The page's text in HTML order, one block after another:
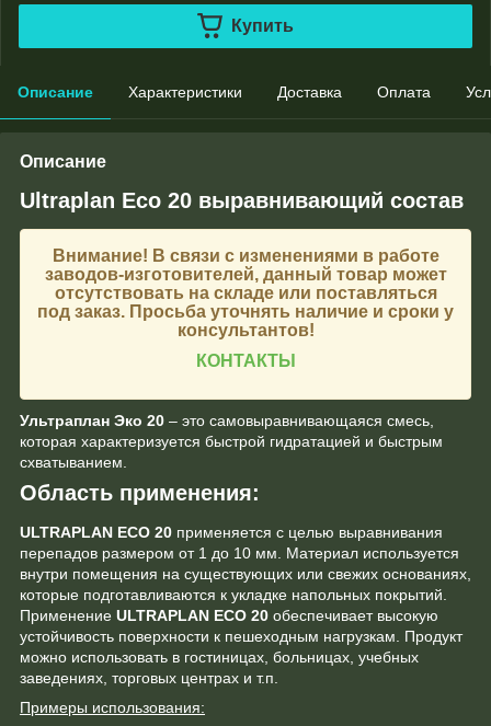
Купить
Описание Характеристики Доставка Оплата
Описание
Ultraplan Eco 20 выравнивающий состав
Внимание! В связи с изменениями в работе
заводов-изготовителей, данный товар может
отсутствовать на складе или поставляться
под заказ. Просьба уточнять наличие и сроки у
консультантов!
КОНТАКТЫ
Ультраплан Эко 20 – это самовыравнивающаяся смесь,
которая характеризуется быстрой гидратацией и быстрым
схватыванием.
Область применения:
ULTRAPLAN ECO 20 применяется с целью выравнивания
перепадов размером от 1 до 10 мм. Материал используется
внутри помещения на существующих или свежих основаниях,
которые подготавливаются к укладке напольных покрытий.
Применение ULTRAPLAN ECO 20 обеспечивает высокую
устойчивость поверхности к пешеходным нагрузкам. Продукт
можно использовать в гостиницах, больницах, учебных
заведениях, торговых центрах и т.п.
Примеры использования: